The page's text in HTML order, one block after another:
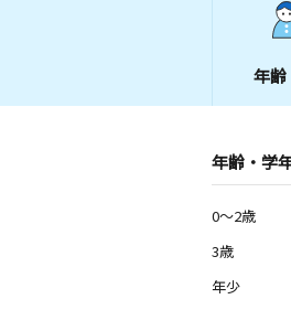
年齢
年齢・学
0～2歳
3歳
年少